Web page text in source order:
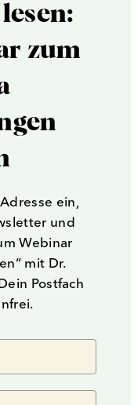
zum
ein,
und
Webinar
mit Dr.
Postfach